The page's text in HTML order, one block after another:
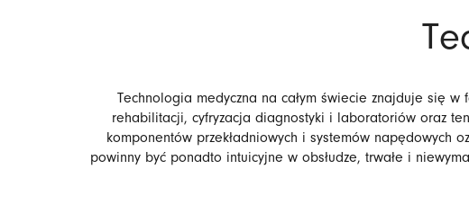
Technologia medyczna na całym świecie znajduje się
rehabilitacji, cyfryzacja diagnostyki i laboratoriów oraz
komponentów przekładniowych i systemów napędowych
powinny być ponadto intuicyjne w obsłudze, trwałe i